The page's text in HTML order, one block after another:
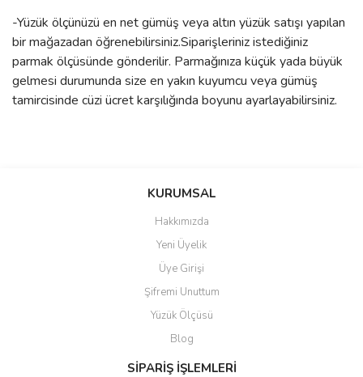
-Yüzük ölçünüzü en net gümüş veya altın yüzük satışı yapılan
bir mağazadan öğrenebilirsiniz.Siparişleriniz istediğiniz
parmak ölçüsünde gönderilir. Parmağınıza küçük yada büyük
gelmesi durumunda size en yakın kuyumcu veya gümüş
tamircisinde cüzi ücret karşılığında boyunu ayarlayabilirsiniz.
Bu ürüne ilk yorumu siz yapın!
Yorum Yaz
Ürün resmi kalitesiz, bozuk veya görüntülenemiyor.
Ürün açıklamasında eksik bilgiler bulunuyor.
Ürün bilgilerinde hatalar bulunuyor.
Ürün fiyatı diğer sitelerden daha pahalı.
Bu ürüne benzer farklı alternatifler olmalı.
KURUMSAL
Hakkımızda
Yeni Üyelik
Üye Girişi
Şifremi Unuttum
Yüzük Ölçüsü
Blog
SİPARİŞ İŞLEMLERİ